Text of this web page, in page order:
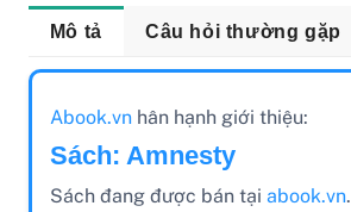
Mô tả Câu hỏi thường gặp
Abook.vnhân hạnh giới thiệu:
Sách: Amnesty
Sách đang được bán tại abook.vn.